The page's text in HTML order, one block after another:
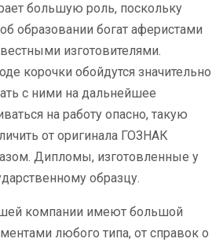
большую роль, поскольку
образовании богат аферистами
изготовителями.
корочки обойдутся значительно
с ними на дальнейшее
на работу опасно, такую
от оригинала ГОЗНАК
Дипломы, изготовленные у
образцу.
компании имеют большой
любого типа, от справок о